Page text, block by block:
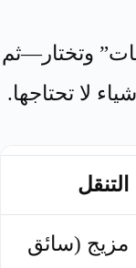
عليك “3 مستويات” وتختار—ثم
لا تحتاجها.
التنقل
مزيج (سائق